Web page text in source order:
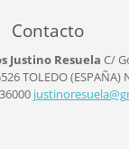
Contacto
Justino Resuela C/
TOLEDO (ESPAÑA)
justinoresuela@g